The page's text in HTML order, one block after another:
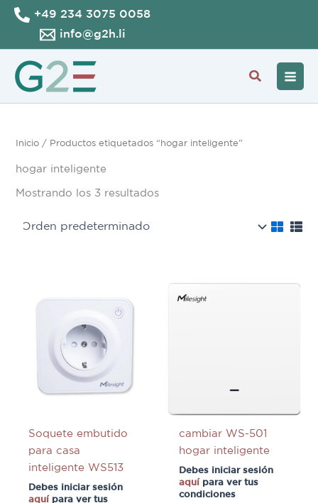
contenido
+49 234 3075 0058
info@g2h.li
Buscar
Inicio / Productos etiquetados “hogar inteligente”
hogar inteligente
Mostrando los 3 resultados
Soquete embutido
para casa
inteligente WS513
Debes iniciar sesión
aquípara ver tus
cambiar WS-501
hogar inteligente
Debes iniciar sesión
aquípara ver tus
condiciones